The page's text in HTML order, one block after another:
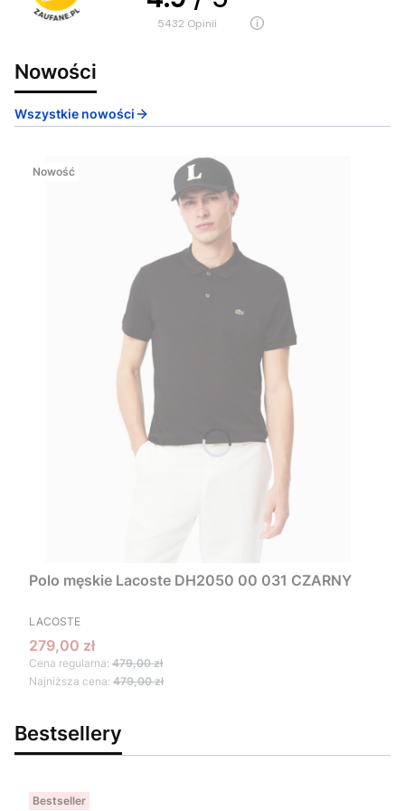
5432 opinii
Nowości
Wszystkie nowości
Nowość
Polo męskie Lacoste DH2050 00 031 CZARNY
PRODUCENT
LACOSTE
Cena promocyjna
279,00 zł
Cena regularna: 479,00 zł
Najniższa cena: 479,00 zł
Bestsellery
Bestseller